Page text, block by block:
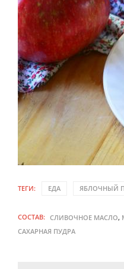
ТЕГИ: ЕДА ЯБЛОЧНЫЙ
СОСТАВ: СЛИВОЧНОЕ МАСЛО,
САХАРНАЯ ПУДРА